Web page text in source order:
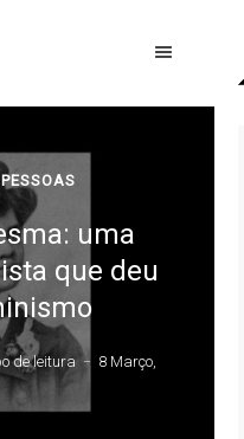
PESSOAS
uma
que deu
de leitura
8 Março,